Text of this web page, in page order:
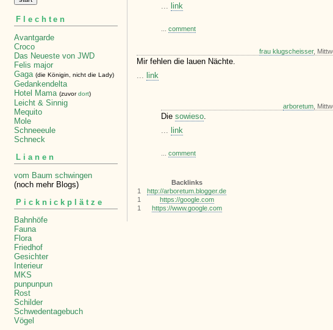
Flechten
Avantgarde
Croco
Das Neueste von JWD
Felis major
Gaga (die Königin, nicht die Lady)
Gedankendelta
Hotel Mama (zuvordort)
Leicht & Sinnig
Mequito
Mole
Schneeeule
Schneck
Lianen
vom Baum schwingen
(noch mehr Blogs)
Picknickplätze
Bahnhöfe
Fauna
Flora
Friedhof
Gesichter
Interieur
MKS
punpunpun
Rost
Schilder
Schwedentagebuch
Vögel
... link
comment
frau klugscheisser,
Mir fehlen die lauen Nächte.
... link
arboretum ,
Die sowieso.
... link
comment
Backlinks
1
http://arboretum.blogger.de
1
https://google.com
1
https://www.google.com